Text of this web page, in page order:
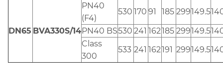
DN65 BVA330S/14
PN40
(F4)
530 170 91 185 299149.5
PN40 BS530 241 162185 299149.5
Class
300
533 241 162191 299149.5